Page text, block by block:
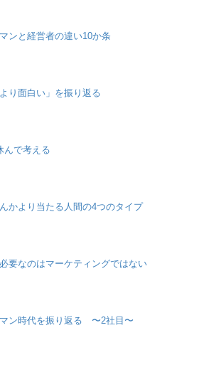
ンと経営者の違い10か条
より面白い」を振り返る
んで考える
かより当たる人間の4つのタイプ
要なのはマーケティングではない
ン時代を振り返る 〜2社目〜